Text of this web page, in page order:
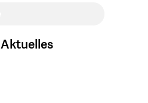
Aktuelles